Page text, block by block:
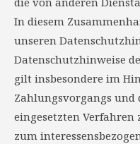
In diesem
unseren
Datenschutzhinweise
gilt insbesondere im
Zahlungsvorgangs
eingesetzten Verfahren
zum